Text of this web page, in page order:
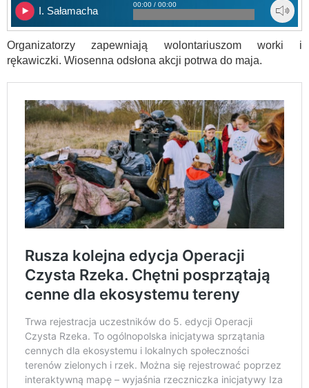
I. Sałamacha
00:00 / 00:00
Organizatorzy zapewniają wolontariuszom worki i
rękawiczki. Wiosenna odsłona akcji potrwa do maja.